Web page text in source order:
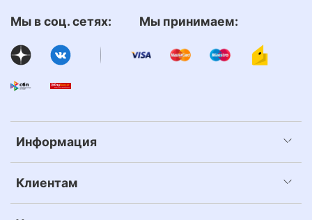
Информация
Клиентам
Мы в соц. сетях: Мы принимаем: